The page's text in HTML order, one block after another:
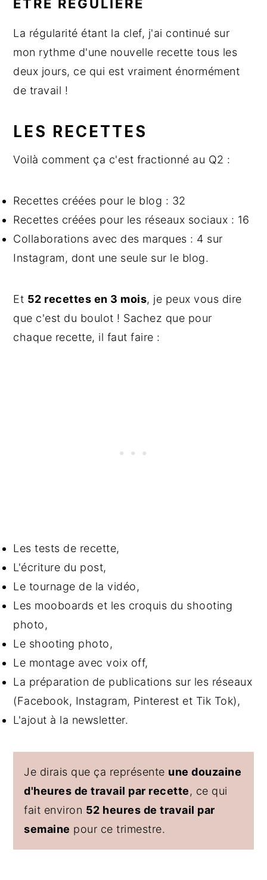
ÊTRE RÉGULIÈRE
La régularité étant la clef, j'ai continué sur
mon rythme d'une nouvelle recette tous les
deux jours, ce qui est vraiment énormément
de travail !
LES RECETTES
Voilà comment ça c'est fractionné au Q2 :
Recettes créées pour le blog : 32
Recettes créées pour les réseaux sociaux : 16
Collaborations avec des marques : 4 sur
Instagram, dont une seule sur le blog.
Et 52 recettes en 3 mois, je peux vous dire
que c'est du boulot ! Sachez que pour
chaque recette, il faut faire :
Les tests de recette,
L'écriture du post,
Le tournage de la vidéo,
Les mooboards et les croquis du shooting
photo,
Le shooting photo,
Le montage avec voix off,
La préparation de publications sur les réseaux
(Facebook, Instagram, Pinterest et Tik Tok),
L'ajout à la newsletter.
Je dirais que ça représente une douzaine
d'heures de travail par recette, ce qui
fait environ 52 heures de travail par
semaine pour ce trimestre.